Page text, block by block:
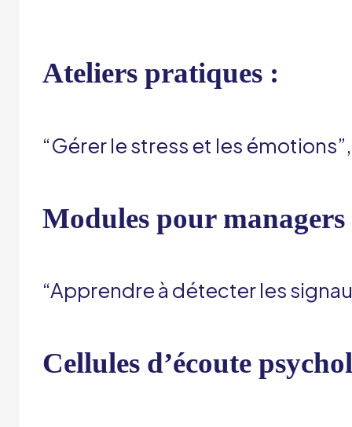
Ateliers pratiques :
“Gérer le stress et les
Modules pour managers
“Apprendre à détecter les
Cellules d’écoute